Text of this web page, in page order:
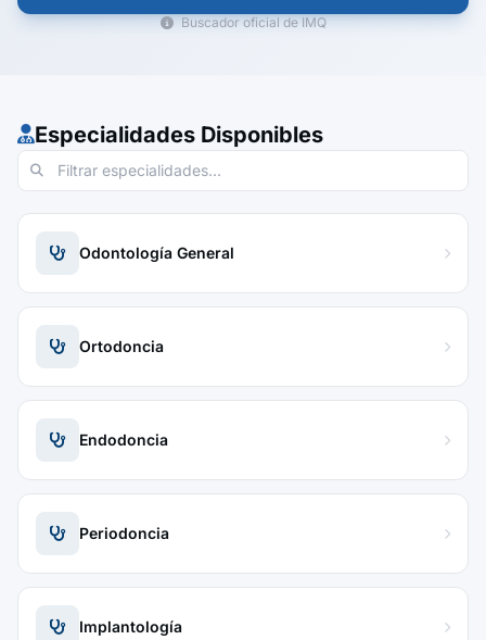
Buscador oficial de IMQ
Especialidades Disponibles
Odontología General
Ortodoncia
Endodoncia
Periodoncia
Implantología